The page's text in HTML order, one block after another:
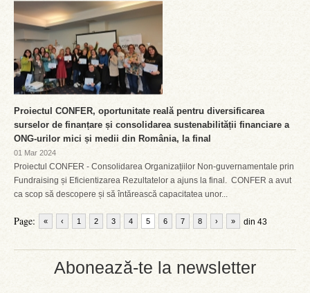
Abonează-te la newsletter
Proiectul CONFER, oportunitate reală pentru diversificarea
surselor de finanțare și consolidarea sustenabilității financiare a
ONG-urilor mici și medii din România, la final
01 Mar 2024
Proiectul CONFER - Consolidarea Organizațiilor Non-guvernamentale prin
Fundraising și Eficientizarea Rezultatelor a ajuns la final. CONFER a avut
ca scop să descopere și să întărească capacitatea unor...
Page: « ‹ 1 2 3 4 5 6 7 8 din 43
› »